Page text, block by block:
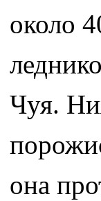
около
Чуя.
она